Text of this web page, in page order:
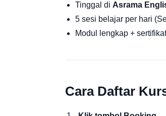
Tinggal di Asrama
5 sesi belajar per hari
Modul lengkap +
Cara Daftar